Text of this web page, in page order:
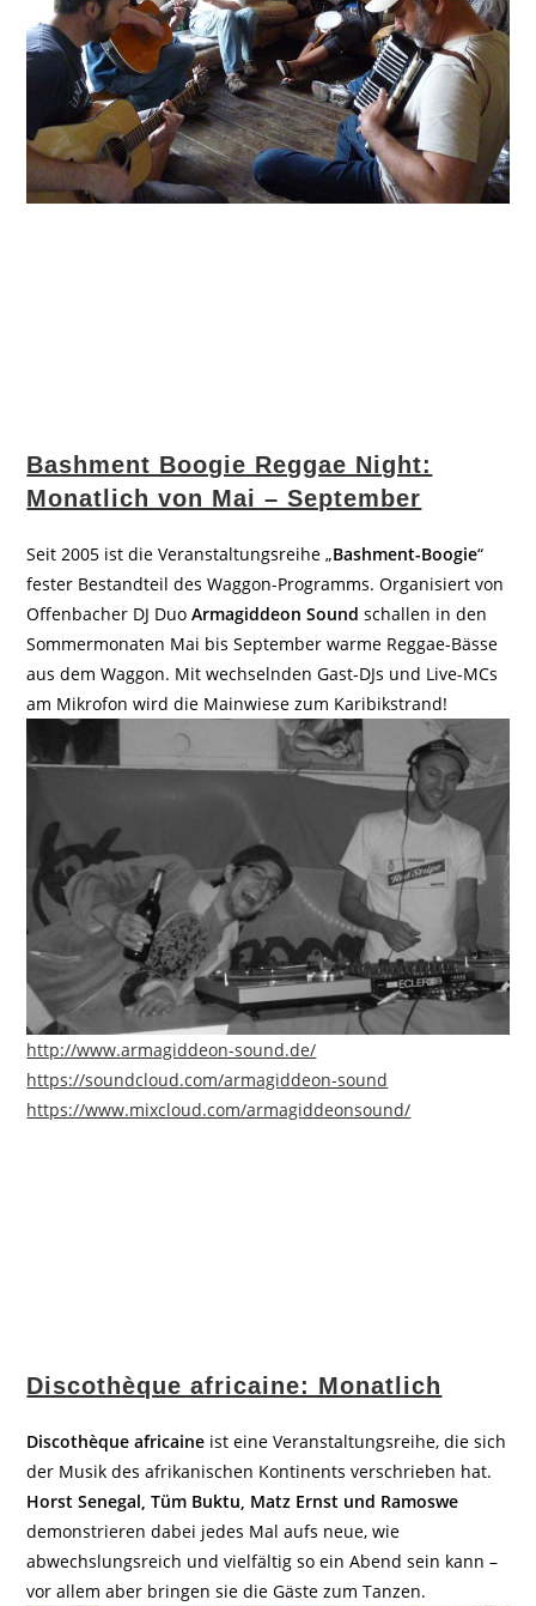
Bashment Boogie Reggae Night:
Monatlich von Mai – September
Seit 2005 ist die Veranstaltungsreihe „Bashment-Boogie“
fester Bestandteil des Waggon-Programms. Organisiert von
Offenbacher DJ DuoArmagiddeon Sound schallen in den
Sommermonaten Mai bis September warme Reggae-Bässe
aus dem Waggon. Mit wechselnden Gast-DJs und Live-MCs
am Mikrofon wird die Mainwiese zum Karibikstrand!
http://www.armagiddeon-sound.de/
https://soundcloud.com/armagiddeon-sound
https://www.mixcloud.com/armagiddeonsound/
Discothèque africaine: Monatlich
Discothèque africaine ist eine Veranstaltungsreihe, die sich
der Musik des afrikanischen Kontinents verschrieben hat.
Horst Senegal, Tüm Buktu, Matz Ernst und Ramoswe
demonstrieren dabei jedes Mal aufs neue, wie
abwechslungsreich und vielfältig so ein Abend sein kann –
vor allem aber bringen sie die Gäste zum Tanzen.